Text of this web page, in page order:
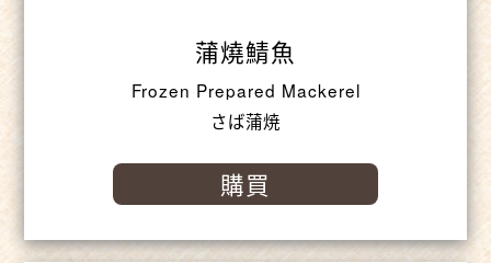
蒲燒鯖魚
Frozen Prepared Mackerel
さば蒲焼
購買